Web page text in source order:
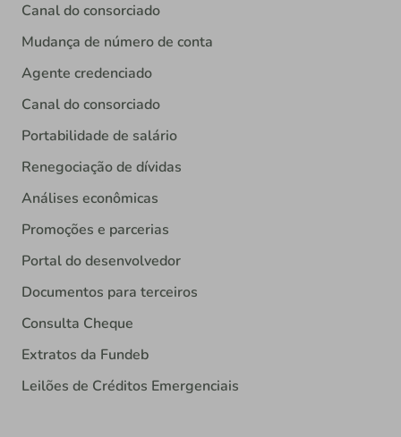
Canal do consorciado
Mudança de número de conta
Agente credenciado
Canal do consorciado
Portabilidade de salário
Renegociação de dívidas
Análises econômicas
Promoções e parcerias
Portal do desenvolvedor
Documentos para terceiros
Consulta Cheque
Extratos da Fundeb
Leilões de Créditos Emergenciais